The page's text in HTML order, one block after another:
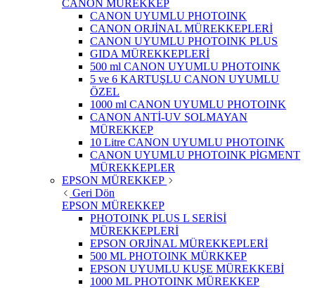
CANON MÜREKKEP
CANON UYUMLU PHOTOINK
CANON ORJİNAL MÜREKKEPLERİ
CANON UYUMLU PHOTOINK PLUS
GIDA MÜREKKEPLERİ
500 ml CANON UYUMLU PHOTOINK
5 ve 6 KARTUŞLU CANON UYUMLU
ÖZEL
1000 ml CANON UYUMLU PHOTOINK
CANON ANTİ-UV SOLMAYAN
MÜREKKEP
10 Litre CANON UYUMLU PHOTOINK
CANON UYUMLU PHOTOINK PİGMENT
MÜREKKEPLER
EPSON MÜREKKEP
Geri Dön
EPSON MÜREKKEP
PHOTOINK PLUS L SERİSİ
MÜREKKEPLERİ
EPSON ORJİNAL MÜREKKEPLERİ
500 ML PHOTOINK MÜRKKEP
EPSON UYUMLU KUŞE MÜREKKEBİ
1000 ML PHOTOINK MÜREKKEP